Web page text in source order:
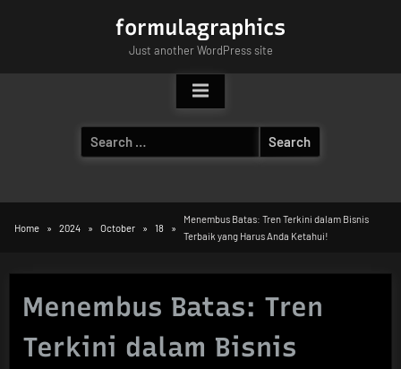
formulagraphics
Just another WordPress site
Search
for:
Home 2024 October 18
Menembus Batas: Tren Terkini dalam Bisnis
Terbaik yang Harus Anda Ketahui!
Menembus Batas: Tren
Terkini dalam Bisnis